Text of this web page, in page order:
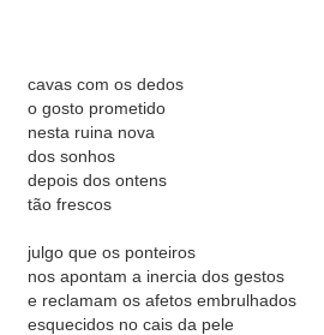
cavas com os dedos
o gosto prometido
nesta ruina nova
dos sonhos
depois dos ontens
tão frescos
julgo que os ponteiros
nos apontam a inercia dos gestos
e reclamam os afetos embrulhados
esquecidos no cais da pele